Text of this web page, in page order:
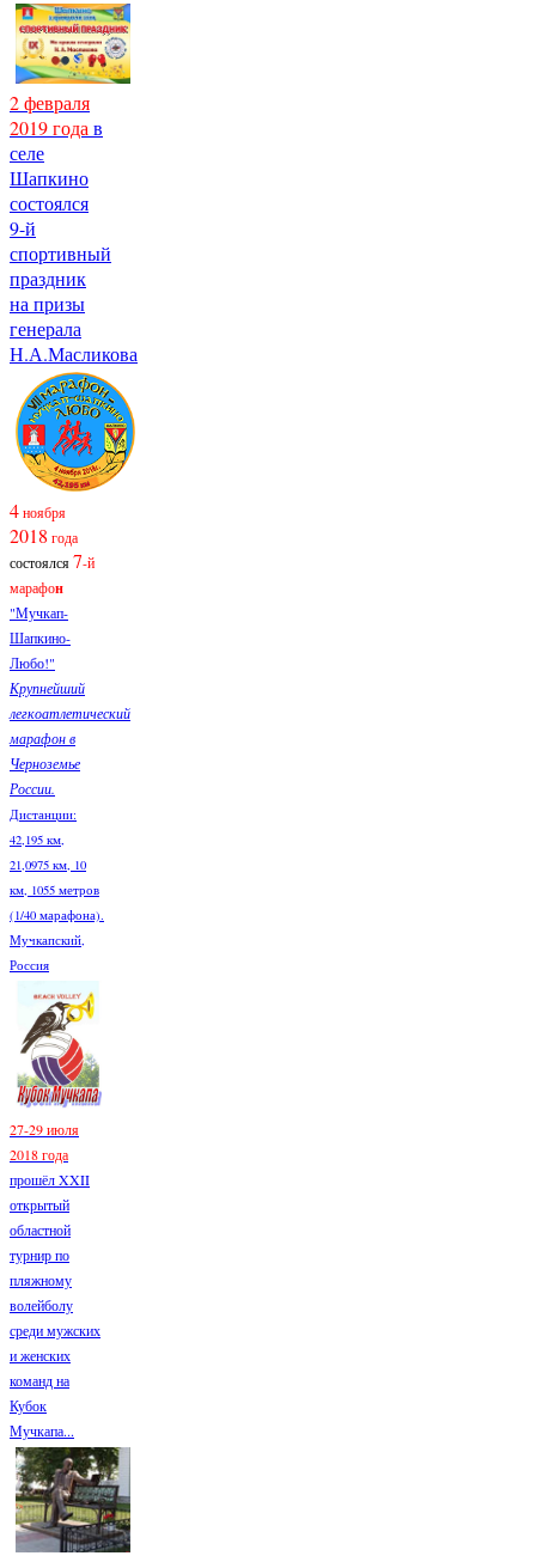
2 февраля
2019 года в
селе
Шапкино
состоялся
9-й
спортивный
праздник
на призы
генерала
Н.А.Масликова
4ноября
2018 года
состоялся7-й
марафон
"Мучкап-
Шапкино-
Любо!"
Крупнейший
легкоатлетический
марафон в
Черноземье
России.
Дистанции:
42,195 км,
21,0975 км, 10
км, 1055 метров
(1/40 марафона).
Мучкапский,
Россия
27-29 июля
2018 года
прошёл XXII
открытый
областной
турнир по
пляжному
волейболу
среди мужских
и женских
команд на
Кубок
Мучкапа...